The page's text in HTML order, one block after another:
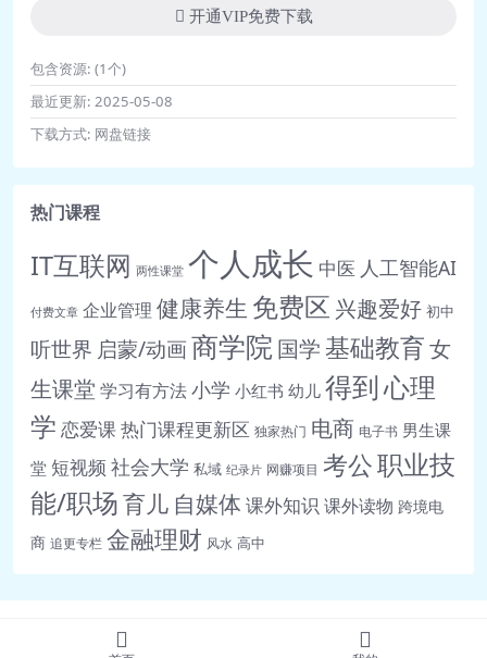
本.wmv 29.1M
件.wmv 65.7M
🎥 28_尚硅谷_谷粒音乐_无缝组件
版.wmv 65.1M
习.wmv 36.8M
🎥 31_尚硅谷_谷粒音乐__音乐tai骨架
搭建.wmv 83.6M
🎥 32_尚硅谷_谷粒音乐__音乐tai头部
布局.wmv 99.4M
罩布局.wmv 82.5M
🎥 34_尚硅谷_谷粒音乐_音悦tai头部遮
罩js.mp4 57.2M
🎥 35_尚硅谷_谷粒音乐_音悦tai可拖拽
开通VIP免费下载
包含资源: (1个)
最近更新: 2025-05-08
下载方式: 网盘链接
热门课程
IT互联网 两性课堂 个人成长 中医 人工智能AI
付费文章 企业管理 健康养生 免费区 兴趣爱好 初中
听世界 启蒙/动画商学院国学 基础教育女
生课堂 学习有方法小学 小红书 幼儿 得到心理
学 恋爱课热门课程更新区 独家热门 电商 电子书 男生课
堂 短视频 社会大学 私域 纪录片 网赚项目 考公职业技
能/职场育儿 自媒体 课外知识 课外读物 跨境电
商 追更专栏 金融理财 风水 高中